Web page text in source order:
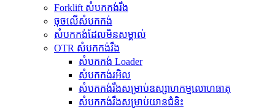
Forklift សំបកកង់រឹង
ចុចលើសំបកកង់
សំបកកង់ដែលមិនសម្គាល់
OTR សំបកកង់រឹង
សំបកកង់ Loader
សំបកកង់រអិល
សំបកកង់រឹងសម្រាប់ឧស្សាហកម្មលោហធាតុ
សំបកកង់រឹងសម្រាប់យានជំនិះ